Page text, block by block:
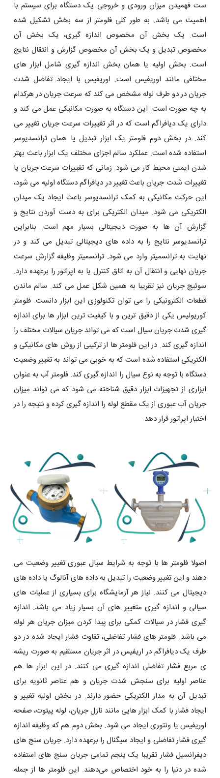
ست فهمیدن میزان ورودی و خروجی یک دستگاه برای سیستم با
اهمیت می باشد. به طور کلی فلومتر از سه بخش تشکیل شده
است. یک بخش آن مخصوص اندازه گیری، یک بخش آن
مخصوص تبدیل و یک بخش آن مخصوص گزارش و انتقال نتایج
است. بخش اولیه یا همان بخش اندازه گیری شامل ابزار های
مختلفی مانند اوریفیس است. اوریفیس با ایجاد تفاضل شدت
جریان در دو طرف لوله مشخص می کند که سرعت جریان در هرکدام
به چه صورت است. این دستگاه به صورت مکانیکی عمل می کند و
دارای یک دیافراگم است که در اثر تغییرات سرعت جریان تغییر می
کند. در بخش دوم فلومتر یک ابزار تبدیل یا همان ترانسدیوسر
استفاده شده است. عملکرد سالم اجزای مختلف یک ابزار باعث بهتر
شدن ایمنی محیط کار می شود. زمانی که تغییرات سرعت جریان یا
تغییرات شدت جریان باعث تغییر در دیافراگم دستگاه اولیه می شود،
این حرکت مکانیکی به کمک ترانسدیوسر باعث ایجاد یک میدان
الکتریکی می شود. میدان الکتریکی برای به دست آوردن نتایج و
گزارش آن ها به صورت دیجیتالی بسیار مهم است. بنابراین
ترانسدیوسر نتایج را به داده های دیجیتالی تبدیل می کند و در
نهایت به ترانسمیتر وارد می شود. ترانسمیتر وظیفه گزارش سرعت
جریان نهایی و انتقال آن به اتاق کنترل یا به اپراتور را برعهده دارد.
سوئیچ جریان نیز تقریبا به همین شکل عمل می کند. سالم ماندن
قطعات الکترونیکی را می توان تکنولوزی این ابزار دانست. فلومتر
کوریولیس یکی از دقیق ترین و با کیفیت ترین ابزار ها برای اندازه
گیری شدت جریان سیال است که می‌ تواند جریان سیالات مختلف را
اندازه گیری کند. در این فلومتر ها از ترکیبی از روش های مکانیکی و
الکتریکی استفاده شده است که به خوبی می تواند به تغییر وضعیت
دستگاه با توجه به نوع سیال را اندازه گیری کند. فلومتر آب به عنوان
ابزاری از تجهیزات ابزار دقیق شناخته می شود که می تواند میزان
جریان آب عبوری از یک مقطع لوله را اندازه گیری کرده و نتیجه را در
اختیار اپراتور قرار دهد.
اصولا فلومتر ها با توجه به شرایط سیال عبوری تغییر وضعیت می
دهند و این تغییر وضعیت را تبدیل به داده های آنالوگ یا داده های
دیجیتال می کنند. نیاز هر آزمایشگاه برای بسیاری از عملیات های
سیالی و اندازه گیری متغییر های آن بسیار زیاد می باشد. اندازه
گیری فشار در سیالات کمکی برای پیدا کردن میزان جریان هر لوله
می باشد. فلومتر های فشار تفاضلی، تفاوت فشار ایجاد شده در دو
طرف یک دیافراگم در اریفیس در اثر جریان مستقیم به صورت ریشه
‌ی مربع فشار تفاضلی اندازه گیری می کنند. در این ابزار ها هم
عناصر اولیه برای سنجش شدت جریان و هم عناصر ثانویه برای
تبدیل آن به مدار الکتریکی حضور دارند. در بخش اولیه تغییر و
ایجاد فشار با کمک ابزار هایی مانند نازل جریان، لوله پیتوت، صفحه
اوریفیس یا ونتوری ایجاد می شود. بخش دوم هم که وظیفه اندازه
گیری فشار تفاضلی و ایجاد سیگنال را برعهده دارد. جریان سنج های
دیفرانسیل فشار تقریبا یک پنجم تمامی جریان سنج های استفاده
شده در دنیا را به خود اختصاص می‌دهند. این فلومتر ها از جمله